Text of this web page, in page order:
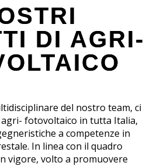
DI AGRI-
del nostro team, ci
fotovoltaico in tutta Italia,
a competenze in
In linea con il quadro
vigore, volto a promuovere